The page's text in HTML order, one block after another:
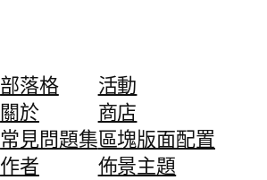
部落格
關於
常見問題集
作者
活動
商店
區塊版面配置
佈景主題